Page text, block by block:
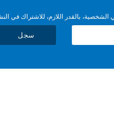
بالقدر اللازم، للاشتراك في
سجل